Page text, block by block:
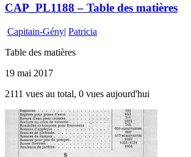
CAP_PL1188 – Table des matières
Capitain-Gény| Patricia
Table des matières
19 mai 2017
2111 vues au total, 0 vues aujourd'hui